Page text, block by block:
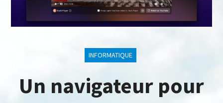
INFORMATIQUE
Un navigateur pour